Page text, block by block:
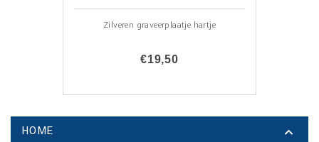
Zilveren graveerplaatje hartje
€19,50
HOME 